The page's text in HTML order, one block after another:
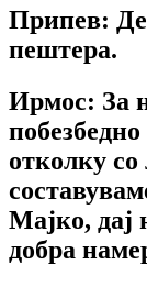
Припев:
пештера.
Ирмос: За
отколку
Мајко, дај
добра